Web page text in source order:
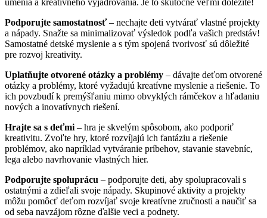
umenia a kreatívneho vyjadrovania. Je to skutočne veľmi dôležité!
Podporujte samostatnosť– nechajte deti vytvárať vlastné projekty
a nápady. Snažte sa minimalizovať výsledok podľa vašich predstáv!
Samostatné detské myslenie a s tým spojená tvorivosť sú dôležité
pre rozvoj kreativity.
Uplatňujte otvorené otázky a problémy – dávajte deťom otvorené
otázky a problémy, ktoré vyžadujú kreatívne myslenie a riešenie. To
ich povzbudí k premýšľaniu mimo obvyklých rámčekov a hľadaniu
nových a inovatívnych riešení.
Hrajte sa s deťmi – hra je skvelým spôsobom, ako podporiť
kreativitu. Zvoľte hry, ktoré rozvíjajú ich fantáziu a riešenie
problémov, ako napríklad vytváranie príbehov, stavanie stavebníc,
lega alebo navrhovanie vlastných hier.
Podporujte spoluprácu – podporujte deti, aby spolupracovali s
ostatnými a zdieľali svoje nápady. Skupinové aktivity a projekty
môžu pomôcť deťom rozvíjať svoje kreatívne zručnosti a naučiť sa
od seba navzájom rôzne ďalšie veci a podnety.